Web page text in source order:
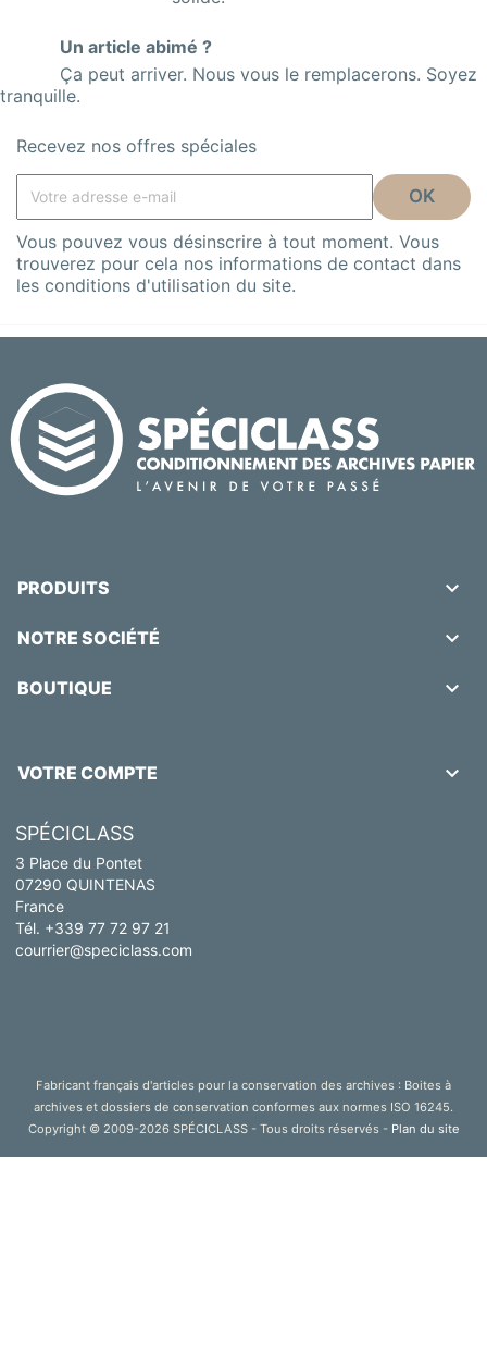
Un article abimé ?
Ça peut arriver. Nous vous le remplacerons. Soyez
tranquille.
Recevez nos offres spéciales
Vous pouvez vous désinscrire à tout moment. Vous
trouverez pour cela nos informations de contact dans
les conditions d'utilisation du site.
PRODUITS 
NOTRE SOCIÉTÉ 
BOUTIQUE 
VOTRE COMPTE 
SPÉCICLASS
3 Place du Pontet
07290 QUINTENAS
France
Tél. +339 77 72 97 21
courrier@speciclass.com
Fabricant français d'articles pour la conservation des archives : Boites à
archives et dossiers de conservation conformes aux normes ISO 16245.
Copyright © 2009-2026 SPÉCICLASS - Tous droits réservés - Plan du site